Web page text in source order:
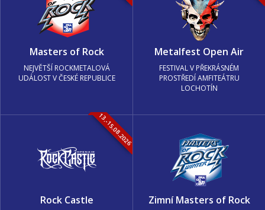
Masters of Rock
NEJVĚTŠÍ ROCKMETALOVÁ
UDÁLOST V ČESKÉ REPUBLICE
Metalfest Open Air
FESTIVAL V PŘEKRÁSNÉM
PROSTŘEDÍ AMFITEÁTRU
LOCHOTÍN
13.-15.08.2026
Rock Castle Zimní Masters of Rock